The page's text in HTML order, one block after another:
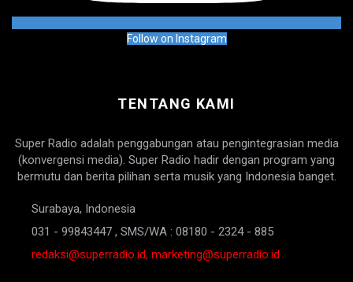
Follow on Instagram
TENTANG KAMI
Super Radio adalah penggabungan atau pengintegrasian media
(konvergensi media). Super Radio hadir dengan program yang
bermutu dan berita pilihan serta musik yang Indonesia banget.
Surabaya, Indonesia
031 - 99843447 , SMS/WA : 08180 - 2324 - 885
redaksi@superradio.id, marketing@superradio.id